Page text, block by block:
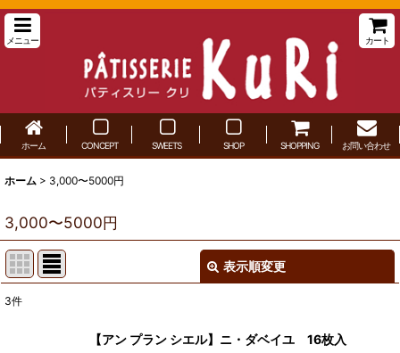
メニュー カート
ホーム CONCEPT SWEETS SHOP SHOPPING お問い合わせ
ホーム > 3,000〜5000円
3,000〜5000円
表示順変更
3件
【アン プラン シエル】ニ・ダベイユ 16枚入